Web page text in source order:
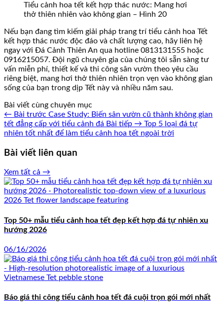
Tiểu cảnh hoa tết kết hợp thác nước: Mang hơi
thở thiên nhiên vào không gian – Hình 20
Nếu bạn đang tìm kiếm giải pháp trang trí tiểu cảnh hoa Tết
kết hợp thác nước độc đáo và chất lượng cao, hãy liên hệ
ngay với Đá Cảnh Thiên An qua hotline 0813131555 hoặc
0916215057. Đội ngũ chuyên gia của chúng tôi sẵn sàng tư
vấn miễn phí, thiết kế và thi công sân vườn theo yêu cầu
riêng biệt, mang hơi thở thiên nhiên trọn vẹn vào không gian
sống của bạn trong dịp Tết này và nhiều năm sau.
Bài viết cùng chuyên mục
← Bài trước Case Study: Biến sân vườn cũ thành không gian
tết đẳng cấp với tiểu cảnh đá Bài tiếp → Top 5 loại đá tự
nhiên tốt nhất để làm tiểu cảnh hoa tết ngoài trời
Bài viết liên quan
Xem tất cả →
Top 50+ mẫu tiểu cảnh hoa tết đẹp kết hợp đá tự nhiên xu
hướng 2026
06/16/2026
Báo giá thi công tiểu cảnh hoa tết đá cuội trọn gói mới nhất